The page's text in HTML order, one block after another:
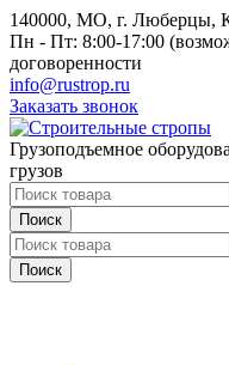
140000, МО, г. Люберцы,
Пн - Пт: 8:00-17:00
договоренности
info@rustrop.ru
Заказать звонок
Грузоподъемное
грузов
Поиск
Поиск